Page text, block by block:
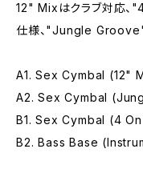
12" Mixはクラブ対応、
仕様、"Jungle Groove"
A1. Sex Cymbal (12"
A2. Sex Cymbal
B1. Sex Cymbal (4
B2. Bass Base